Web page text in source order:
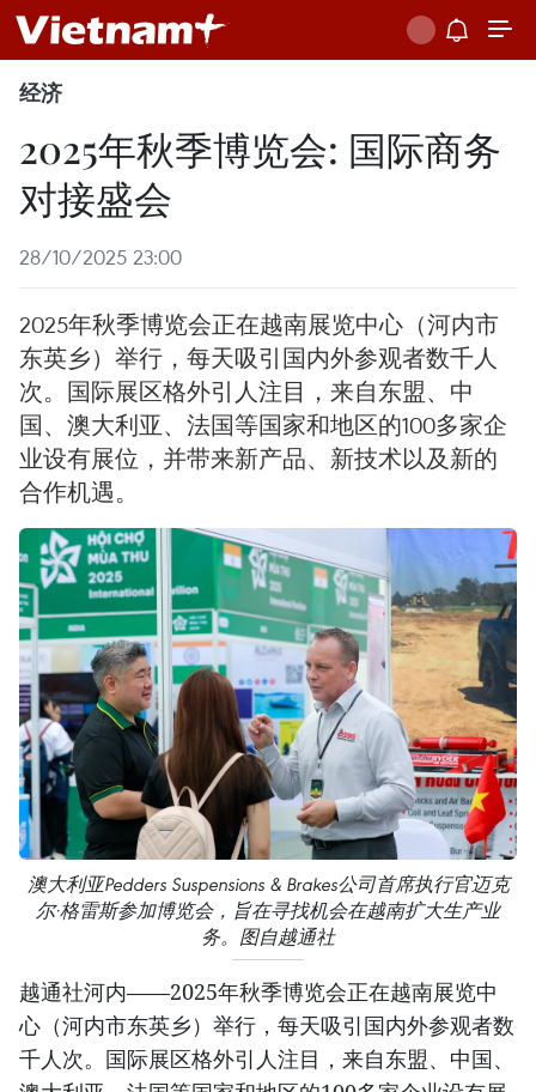
经济
2025年秋季博览会: 国际商务
对接盛会
28/10/2025 23:00
2025年秋季博览会正在越南展览中心（河内市
东英乡）举行，每天吸引国内外参观者数千人
次。国际展区格外引人注目，来自东盟、中
国、澳大利亚、法国等国家和地区的100多家企
业设有展位，并带来新产品、新技术以及新的
合作机遇。
澳大利亚Pedders Suspensions & Brakes公司首席执行官迈克
尔·格雷斯参加博览会，旨在寻找机会在越南扩大生产业
务。图自越通社
越通社河内——2025年秋季博览会正在越南展览中
心（河内市东英乡）举行，每天吸引国内外参观者数
千人次。国际展区格外引人注目，来自东盟、中国、